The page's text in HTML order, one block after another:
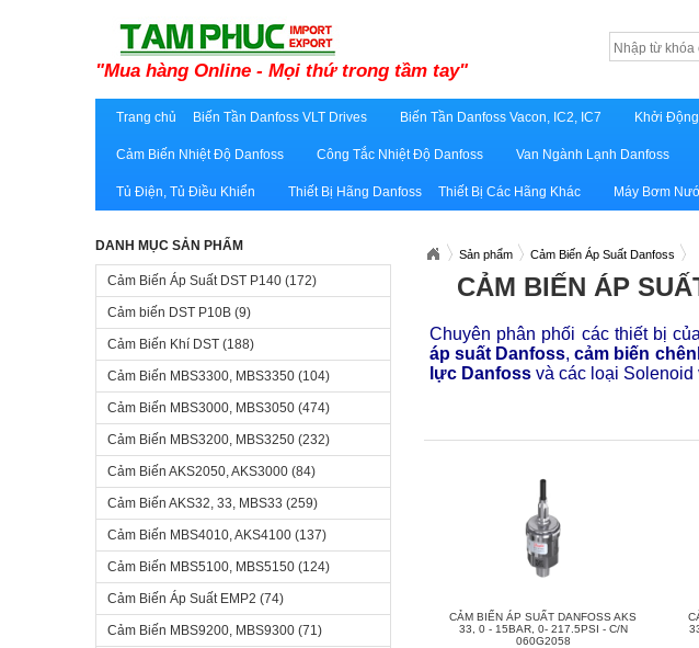
"Mua hàng Online - Mọi thứ trong tầm tay"
Trang chủ Biến Tần Danfoss VLT Drives Biến Tần Danfoss Vacon, IC2, IC7 Khởi
Cảm Biến Nhiệt Độ Danfoss Công Tắc Nhiệt Độ Danfoss Van Ngành Lạnh Danfoss
Tủ Điện, Tủ Điều Khiển Thiết Bị Hãng Danfoss Thiết Bị Các Hãng Khác Máy Bơm
DANH MỤC SẢN PHẨM
Cảm Biến Áp Suất DST P140 (172)
Cảm biến DST P10B (9)
Cảm Biến Khí DST (188)
Cảm Biến MBS3300, MBS3350 (104)
Cảm Biến MBS3000, MBS3050 (474)
Cảm Biến MBS3200, MBS3250 (232)
Cảm Biến AKS2050, AKS3000 (84)
Cảm Biến AKS32, 33, MBS33 (259)
Cảm Biến MBS4010, AKS4100 (137)
Cảm Biến MBS5100, MBS5150 (124)
Cảm Biến Áp Suất EMP2 (74)
Cảm Biến MBS9200, MBS9300 (71)
Sản phẩm Cảm Biến Áp Suất Danfoss
CẢM BIẾN ÁP
Chuyên phân phối các thiết bị
áp suất Danfoss,cảm biến
lực Danfoss và các loại Solenoid
CẢM BIẾN ÁP SUẤT DANFOSS AKS
33, 0 - 15BAR, 0- 217.5PSI - C/N
060G2058